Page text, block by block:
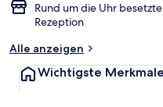
Rund um die Uhr besetzte
Rezeption
Alle anzeigen
Wichtigste Merkmale